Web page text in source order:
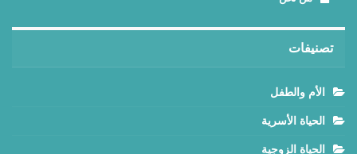
تصنيفات
الأم والطفل
الحياة الأسرية
الحياة الزوجية